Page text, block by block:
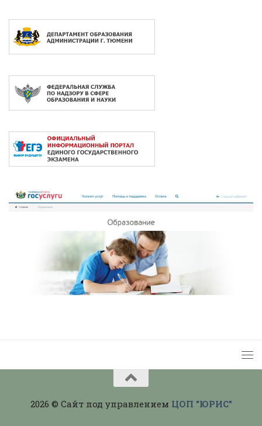
2026 © Сайт под управлением ЦОП "ЮРИС"